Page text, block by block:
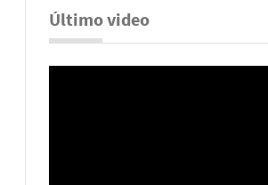
Último video